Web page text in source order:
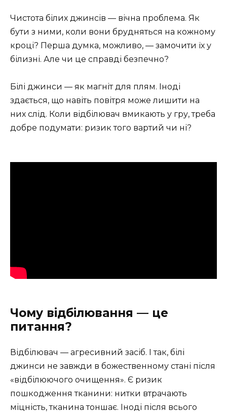
Чистота білих джинсів — вічна проблема. Як
бути з ними, коли вони брудняться на кожному
кроці? Перша думка, можливо, — замочити їх у
білизні. Але чи це справді безпечно?
Білі джинси — як магніт для плям. Іноді
здається, що навіть повітря може лишити на
них слід. Коли відбілювач вмикають у гру, треба
добре подумати: ризик того вартий чи ні?
Чому відбілювання — це
питання?
Відбілювач — агресивний засіб. І так, білі
джинси не завжди в божественному стані після
«відбілюючого очищення». Є ризик
пошкодження тканини: нитки втрачають
міцність, тканина тоншає. Іноді після всього